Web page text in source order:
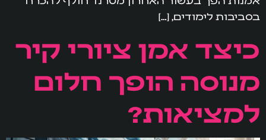
בסביבות לימודים, […]
כיצד אמן ציורי קיר
מנוסה הופך חלום
למציאות?